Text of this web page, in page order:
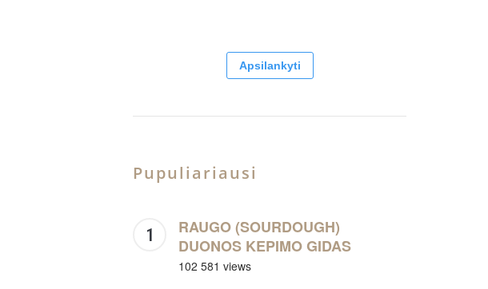
Apsilankyti
Pupuliariausi
RAUGO (SOURDOUGH)
DUONOS KEPIMO GIDAS
102 581 views